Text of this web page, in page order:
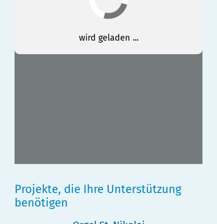
Projekte, die Ihre Unterstützung
benötigen